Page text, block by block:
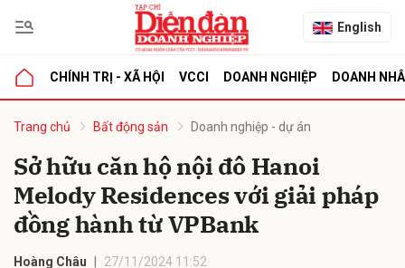
English
CHÍNH TRỊ - XÃ HỘI VCCI DOANH NGHIỆP DOANH
Trang chủ Bất động sản Doanh nghiệp - dự án
Sở hữu căn hộ nội đô Hanoi
Melody Residences với giải pháp
đồng hành từ VPBank
Hoàng Châu 27/11/2024 11:52
luận